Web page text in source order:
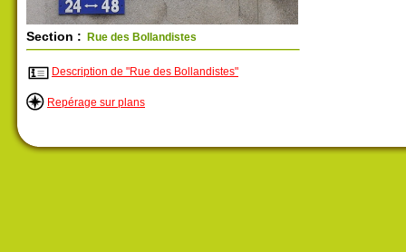
Section : Rue des Bollandistes
Description de "Rue des Bollandistes"
Repérage sur plans